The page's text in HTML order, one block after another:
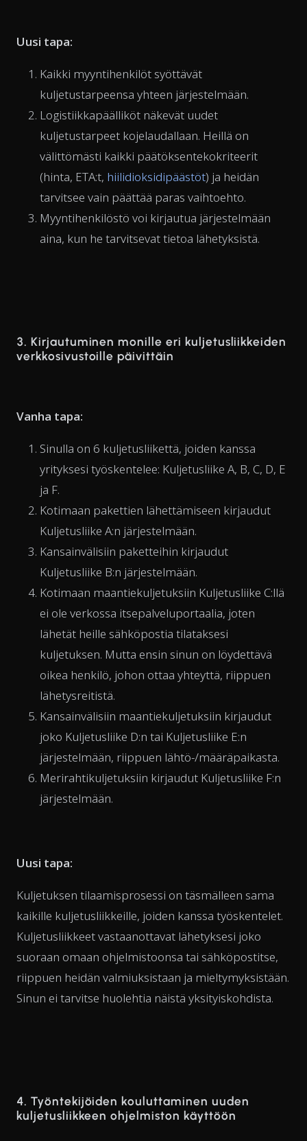
Uusi tapa:
Kaikki myyntihenkilöt syöttävät
kuljetustarpeensa yhteen järjestelmään.
Logistiikkapäälliköt näkevät uudet
kuljetustarpeet kojelaudallaan. Heillä on
välittömästi kaikki päätöksentekokriteerit
(hinta, ETA:t, hiilidioksidipäästöt) ja heidän
tarvitsee vain päättää paras vaihtoehto.
Myyntihenkilöstö voi kirjautua järjestelmään
aina, kun he tarvitsevat tietoa lähetyksistä.
3. Kirjautuminen monille eri kuljetusliikkeiden
verkkosivustoille päivittäin
Vanha tapa:
Sinulla on 6 kuljetusliikettä, joiden kanssa
yrityksesi työskentelee: Kuljetusliike A, B, C, D, E
ja F.
Kotimaan pakettien lähettämiseen kirjaudut
Kuljetusliike A:n järjestelmään.
Kansainvälisiin paketteihin kirjaudut
Kuljetusliike B:n järjestelmään.
Kotimaan maantiekuljetuksiin Kuljetusliike C:llä
ei ole verkossa itsepalveluportaalia, joten
lähetät heille sähköpostia tilataksesi
kuljetuksen. Mutta ensin sinun on löydettävä
oikea henkilö, johon ottaa yhteyttä, riippuen
lähetysreitistä.
Kansainvälisiin maantiekuljetuksiin kirjaudut
joko Kuljetusliike D:n tai Kuljetusliike E:n
järjestelmään, riippuen lähtö-/määräpaikasta.
Merirahtikuljetuksiin kirjaudut Kuljetusliike F:n
järjestelmään.
Uusi tapa:
Kuljetuksen tilaamisprosessi on täsmälleen sama
kaikille kuljetusliikkeille, joiden kanssa työskentelet.
Kuljetusliikkeet vastaanottavat lähetyksesi joko
suoraan omaan ohjelmistoonsa tai sähköpostitse,
riippuen heidän valmiuksistaan ja mieltymyksistään.
Sinun ei tarvitse huolehtia näistä yksityiskohdista.
4. Työntekijöiden kouluttaminen uuden
kuljetusliikkeen ohjelmiston käyttöön